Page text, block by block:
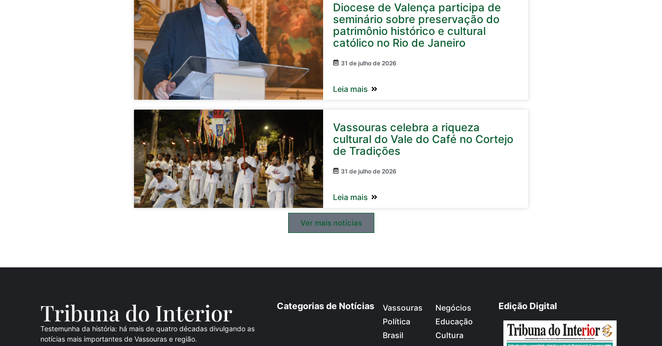
Diocese de Valença participa de
seminário sobre preservação do
patrimônio histórico e cultural
católico no Rio de Janeiro
31 de julho de 2026
Leia mais
Vassouras celebra a riqueza
cultural do Vale do Café no Cortejo
de Tradições
31 de julho de 2026
Leia mais
Ver mais notícias
Tribuna do Interior
Testemunha da história: há mais de quatro décadas divulgando as
notícias mais importantes de Vassouras e região.
Categorias de Notícias
Vassouras
Política
Brasil
Negócios
Educação
Cultura
Edição Digital